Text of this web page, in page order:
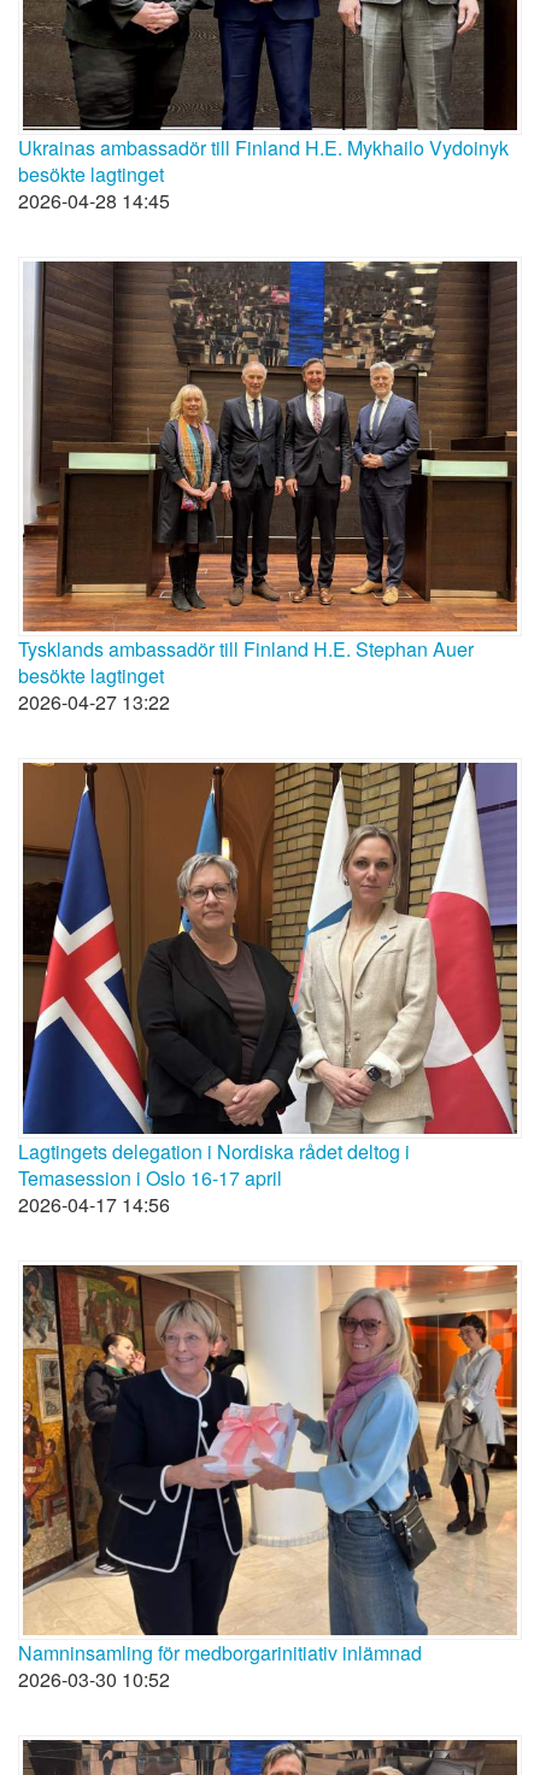
Ukrainas ambassadör till Finland H.E. Mykhailo Vydoinyk
besökte lagtinget
2026-04-28 14:45
Tysklands ambassadör till Finland H.E. Stephan Auer
besökte lagtinget
2026-04-27 13:22
Lagtingets delegation i Nordiska rådet deltog i
Temasession i Oslo 16-17 april
2026-04-17 14:56
Namninsamling för medborgarinitiativ inlämnad
2026-03-30 10:52